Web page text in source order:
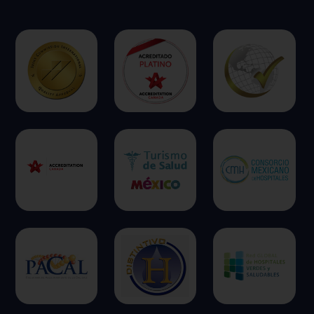
Permitir todas
Sistema de personalización de cookies
Cookies dirigidas
Cookies de funcionalidad
Cookies de rendimiento